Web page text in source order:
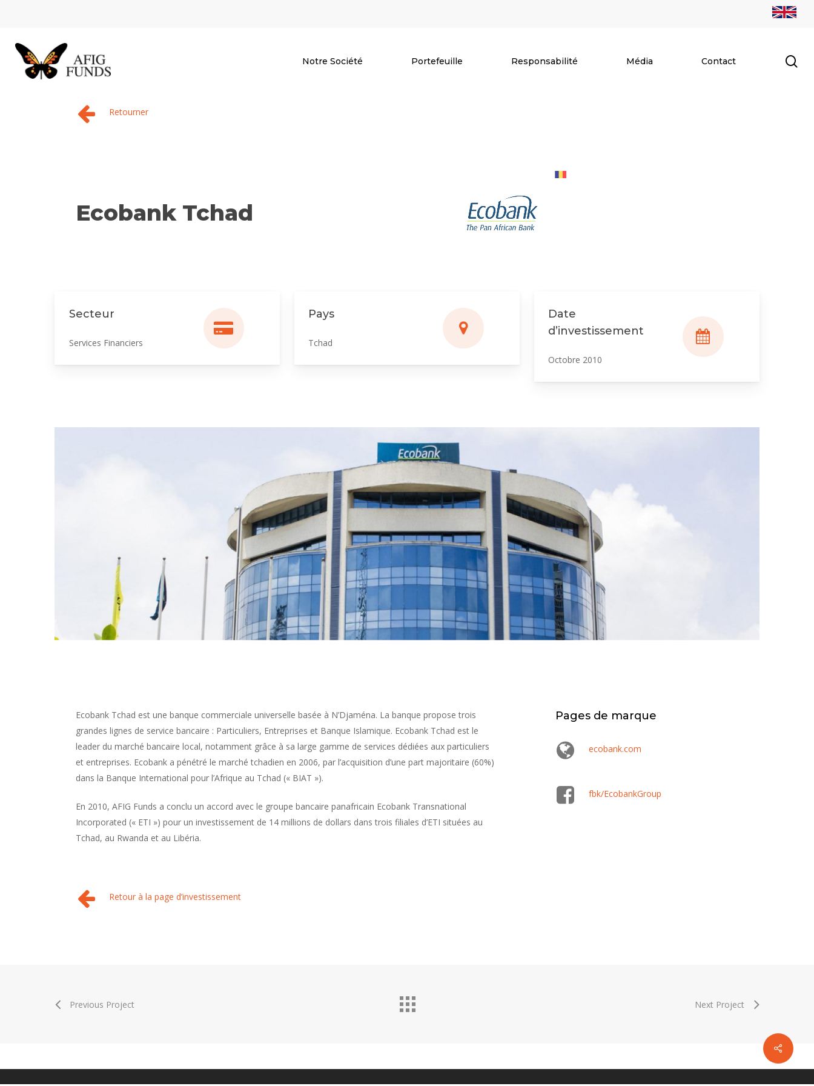
content
Notre Société Portefeuille Responsabilité Média Contact
Retourner
Ecobank Tchad
Secteur
Services Financiers
Pays
Tchad
Date
d’investissement
Octobre 2010
Ecobank Tchad est une banque commerciale universelle basée à N’Djaména. La banque propose trois
grandes lignes de service bancaire : Particuliers, Entreprises et Banque Islamique. Ecobank Tchad est le
leader du marché bancaire local, notamment grâce à sa large gamme de services dédiées aux particuliers
et entreprises. Ecobank a pénétré le marché tchadien en 2006, par l’acquisition d’une part majoritaire (60%)
dans la Banque International pour l’Afrique au Tchad (« BIAT »).
En 2010, AFIG Funds a conclu un accord avec le groupe bancaire panafricain Ecobank Transnational
Incorporated (« ETI ») pour un investissement de 14 millions de dollars dans trois filiales d’ETI situées au
Tchad, au Rwanda et au Libéria.
Retour à la page d’investissement
Pages de marque
ecobank.com
fbk/EcobankGroup
Previous Project Next Project